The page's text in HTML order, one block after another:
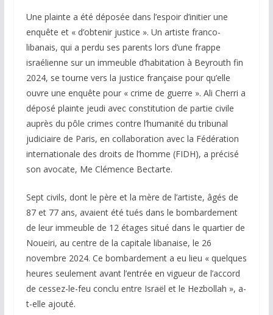
Une plainte a été déposée dans l’espoir d’initier une
enquête et « d’obtenir justice ». Un artiste franco-
libanais, qui a perdu ses parents lors d’une frappe
israélienne sur un immeuble d’habitation à Beyrouth fin
2024, se tourne vers la justice française pour qu’elle
ouvre une enquête pour « crime de guerre ». Ali Cherri a
déposé plainte jeudi avec constitution de partie civile
auprès du pôle crimes contre l’humanité du tribunal
judiciaire de Paris, en collaboration avec la Fédération
internationale des droits de l’homme (FIDH), a précisé
son avocate, Me Clémence Bectarte.
Sept civils, dont le père et la mère de l’artiste, âgés de
87 et 77 ans, avaient été tués dans le bombardement
de leur immeuble de 12 étages situé dans le quartier de
Noueiri, au centre de la capitale libanaise, le 26
novembre 2024. Ce bombardement a eu lieu « quelques
heures seulement avant l’entrée en vigueur de l’accord
de cessez-le-feu conclu entre Israël et le Hezbollah », a-
t-elle ajouté.